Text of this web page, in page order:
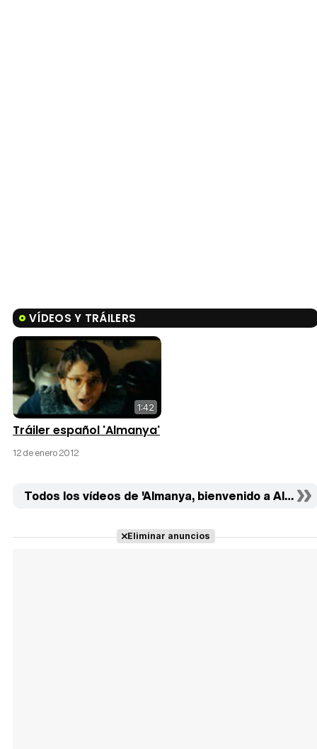
VÍDEOS Y TRÁILERS
1:42
Tráiler español 'Almanya'
12 de enero 2012
Todos los vídeos de 'Almanya, bienvenido a
Eliminar anuncios